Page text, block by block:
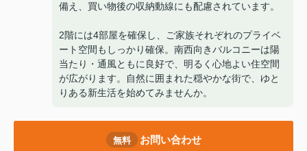
備え、買い物後の収納動線にも配慮されています。
2階には4部屋を確保し、ご家族それぞれのプライベ
ート空間もしっかり確保。南西向きバルコニーは陽
当たり・通風ともに良好で、明るく心地よい住空間
が広がります。自然に囲まれた穏やかな街で、ゆと
りある新生活を始めてみませんか。
無料 お問い合わせ